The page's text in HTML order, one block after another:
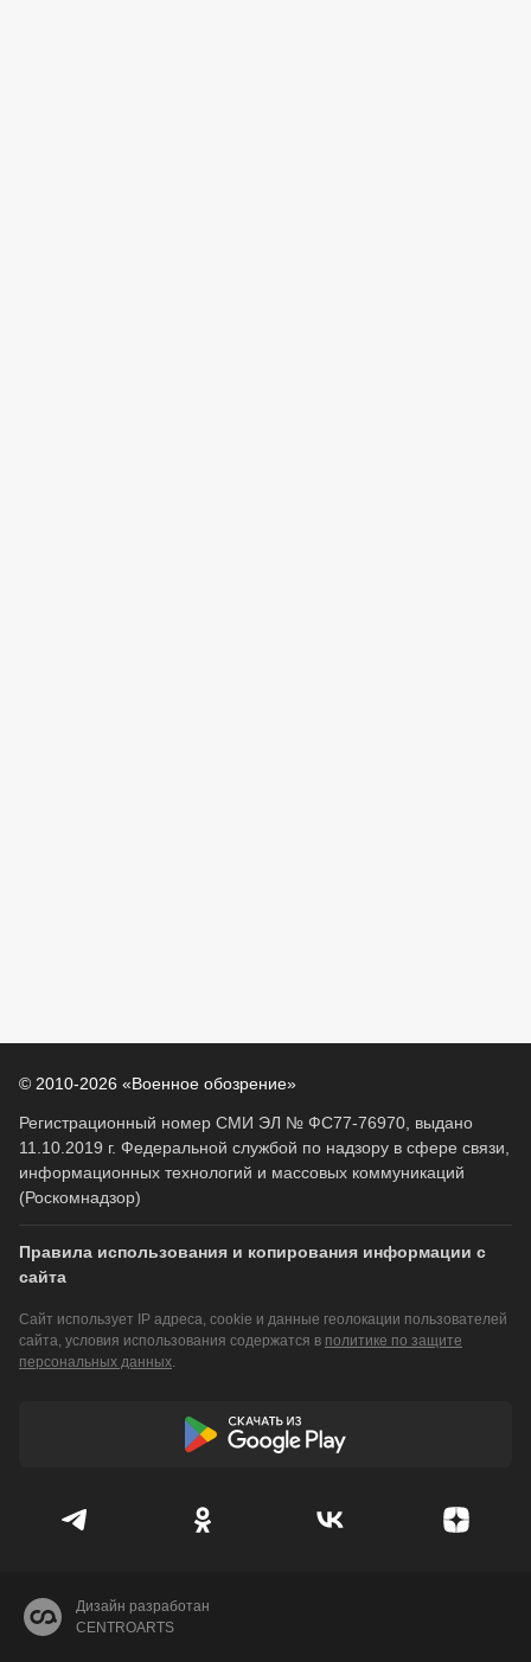
© 2010-2026 «Военное обозрение»
Регистрационный номер СМИ ЭЛ № ФС77-76970, выдано
11.10.2019 г. Федеральной службой по надзору в сфере связи,
информационных технологий и массовых коммуникаций
(Роскомнадзор)
Правила использования и копирования информации с
сайта
Сайт использует IP адреса, cookie и данные геолокации пользователей
сайта, условия использования содержатся в политике по защите
персональных данных.
Дизайн разработан
CENTROARTS